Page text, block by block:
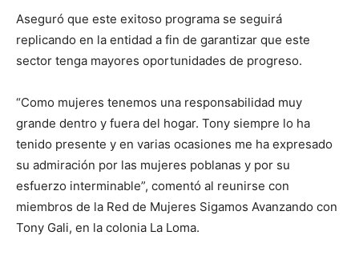
Aseguró que este exitoso programa se seguirá
replicando en la entidad a fin de garantizar que este
sector tenga mayores oportunidades de progreso.
“Como mujeres tenemos una responsabilidad muy
grande dentro y fuera del hogar. Tony siempre lo ha
tenido presente y en varias ocasiones me ha expresado
su admiración por las mujeres poblanas y por su
esfuerzo interminable”, comentó al reunirse con
miembros de la Red de Mujeres Sigamos Avanzando con
Tony Gali, en la colonia La Loma.